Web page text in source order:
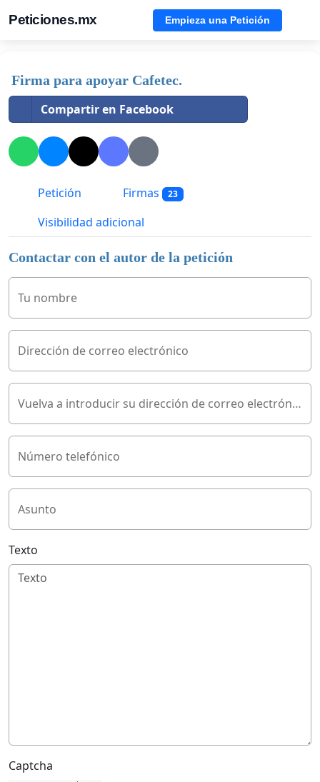
Peticiones.mx Empieza una Petición
Firma para apoyar Cafetec.
Compartir en Facebook
Petición Firmas 23
Visibilidad adicional
Contactar con el autor de la petición
Tu nombre
Dirección de correo electrónico
Vuelva a introducir su dirección de correo electrónico
Número telefónico
Asunto
Texto
Captcha